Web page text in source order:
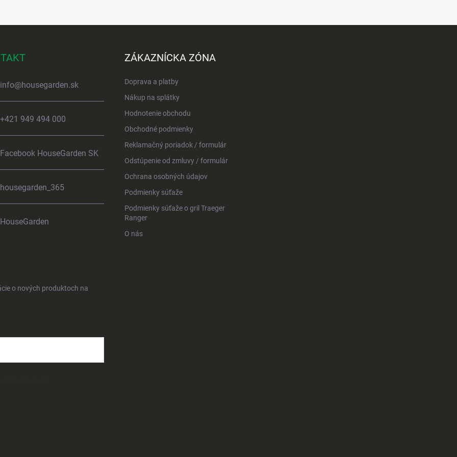
info@housegarden.sk
+421 949 494 000
Facebook HouseGarden SK
housegarden_365
HouseGarden
ZÁKAZNÍCKA ZÓNA
Doprava a platby
Nákup na splátky
Hodnotenie obchodu
Obchodné podmienky
Reklamačný poriadok / formulár
Odstúpenie od zmluvy / formulár
Ochrana osobných údajov
Podmienky súťaže
Podmienky súťaže o gril Traeger
Ranger
O nás
o nových produktoch na